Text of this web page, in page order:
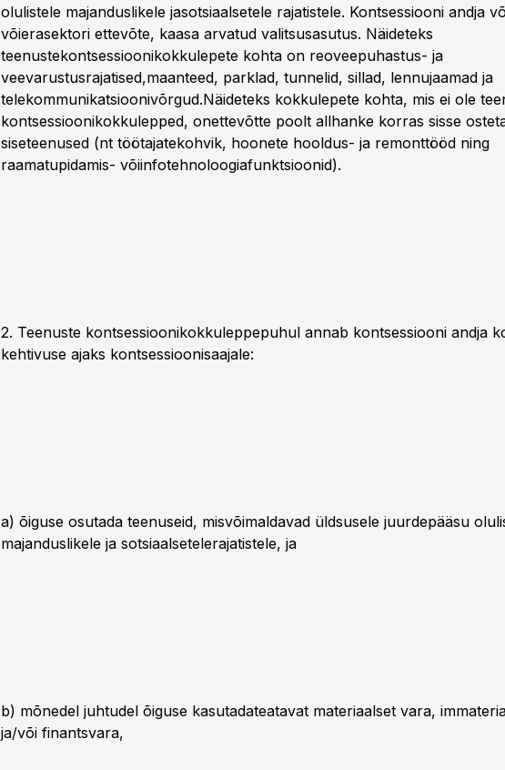
olulistele majanduslikele jasotsiaalsetele rajatistele. Kontsessiooni andja
võierasektori ettevõte, kaasa arvatud valitsusasutus. Näideteks
teenustekontsessioonikokkulepete kohta on reoveepuhastus- ja
veevarustusrajatised,maanteed, parklad, tunnelid, sillad, lennujaamad ja
telekommunikatsioonivõrgud.Näideteks kokkulepete kohta, mis ei ole
kontsessioonikokkulepped, onettevõtte poolt allhanke korras sisse
siseteenused (nt töötajatekohvik, hoonete hooldus- ja remonttööd ning
raamatupidamis- võiinfotehnoloogiafunktsioonid).
2. Teenuste kontsessioonikokkuleppepuhul annab kontsessiooni andja
kehtivuse ajaks kontsessioonisaajale:
a) õiguse osutada teenuseid, misvõimaldavad üldsusele juurdepääsu
majanduslikele ja sotsiaalsetelerajatistele, ja
b) mõnedel juhtudel õiguse kasutadateatavat materiaalset vara,
ja/või finantsvara,